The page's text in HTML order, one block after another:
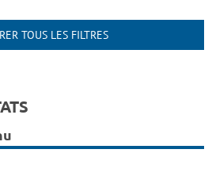
TOUS LES FILTRES